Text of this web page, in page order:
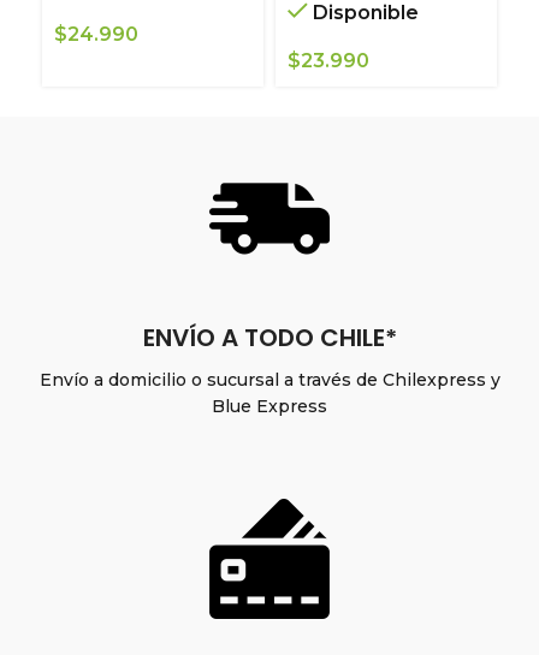
$24.990
Disponible
$23.990
ENVÍO A TODO CHILE*
Envío a domicilio o sucursal a través de Chilexpress y
Blue Express